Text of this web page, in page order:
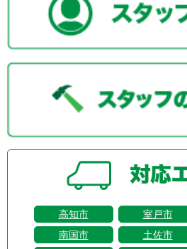
高知市 室戸市
南国市
土佐市